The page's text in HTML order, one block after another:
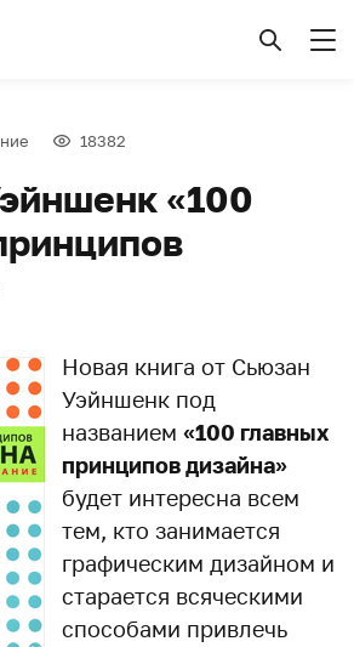
18382
«100
Новая книга от Сьюзан
Уэйншенк под
названием «100 главных
принципов дизайна»
будет интересна всем
тем, кто занимается
графическим дизайном и
старается всяческими
способами привлечь